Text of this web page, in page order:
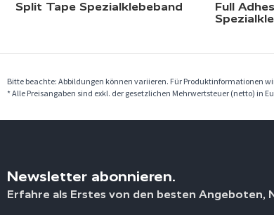
Split Tape Spezialklebeband
Full
Bitte beachte: Abbildungen können variieren. Für Produktinformationen
* Alle Preisangaben sind exkl. der gesetzlichen Mehrwertsteuer (netto) in
Newsletter abonnieren.
Erfahre als Erstes von den besten Angeboten,